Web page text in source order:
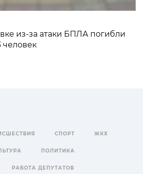
из-за атаки БПЛА погибли
человек
СПОРТ ЖКХ
ПОЛИТИКА
РАБОТА ДЕПУТАТОВ